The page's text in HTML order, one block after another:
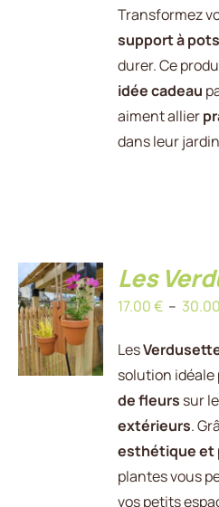
Transformez
support à
durer. Ce
idée cadeau
aiment allier
dans leur
CHOIX
DES
OPTIONS
CE
PRODUIT
A
PLUSIEURS
VARIATIONS.
DÉTAILS
Les
17.00€ –
Les
solution
de fleurs sur
extérieurs.
esthétique et
plantes vous
vos petits